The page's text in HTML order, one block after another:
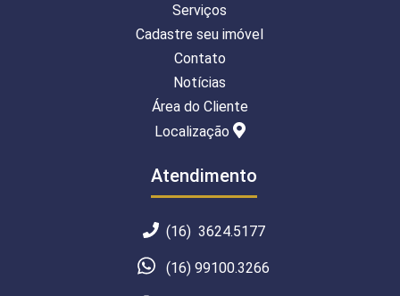
Serviços
Cadastre seu imóvel
Contato
Notícias
Área do Cliente
Localização
Atendimento
(16) 3624.5177
(16) 99100.3266